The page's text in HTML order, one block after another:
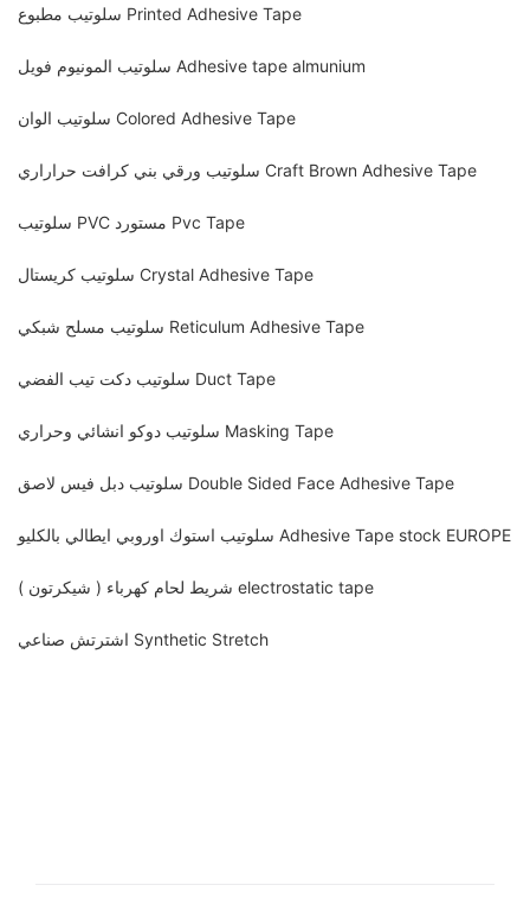
سلوتيب مطبوع Printed Adhesive Tape
سلوتيب المونيوم فويل Adhesive tape almunium
سلوتيب الوان Colored Adhesive Tape
سلوتيب ورقي بني كرافت حراراري Craft Brown Adhesive Tape
سلوتيب PVC مستورد Pvc Tape
سلوتيب كريستال Crystal Adhesive Tape
سلوتيب مسلح شبكي Reticulum Adhesive Tape
سلوتيب دكت تيب الفضي Duct Tape
سلوتيب دوكو انشائي وحراري Masking Tape
سلوتيب دبل فيس لاصق Double Sided Face Adhesive Tape
سلوتيب استوك اوروبي ايطالي بالكليو Adhesive Tape stock EUROPE
شريط لحام كهرباء ( شيكرتون ) electrostatic tape
اشترتش صناعي Synthetic Stretch